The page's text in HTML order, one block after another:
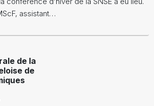
assistant…
de la
de